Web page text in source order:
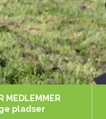
MEDLEMMER
pladser